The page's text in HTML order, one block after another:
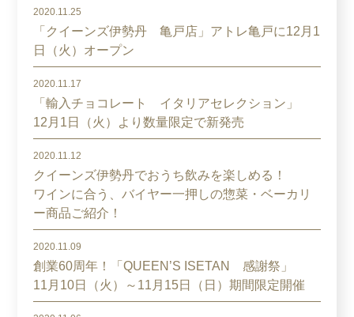
2020.11.25
「クイーンズ伊勢丹 亀戸店」アトレ亀戸に12月1
日（火）オープン
2020.11.17
「輸入チョコレート イタリアセレクション」
12月1日（火）より数量限定で新発売
2020.11.12
クイーンズ伊勢丹でおうち飲みを楽しめる！
ワインに合う、バイヤー一押しの惣菜・ベーカリ
ー商品ご紹介！
2020.11.09
創業60周年！「QUEEN’S ISETAN 感謝祭」
11月10日（火）～11月15日（日）期間限定開催